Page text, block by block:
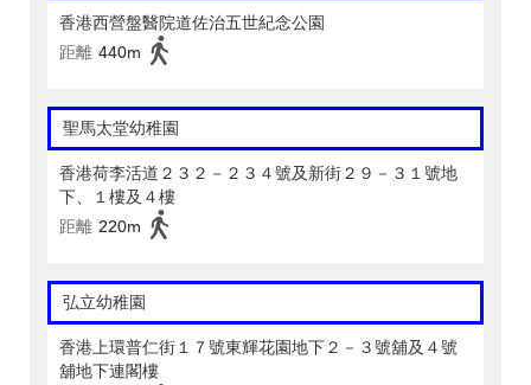
香港西營盤醫院道佐治五世紀念公園
距離 440m
聖馬太堂幼稚園
香港荷李活道２３２－２３４號及新街２９－３１號地
下、１樓及４樓
距離 220m
弘立幼稚園
香港上環普仁街１７號東輝花園地下２－３號舖及４號
舖地下連閣樓